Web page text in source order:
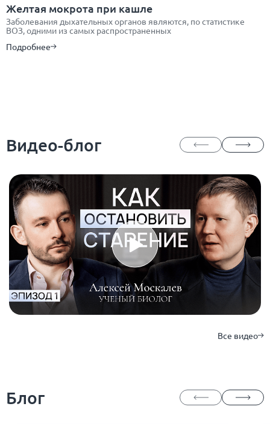
Желтая мокрота при кашле
Заболевания дыхательных органов являются, по статистике
ВОЗ, одними из самых распространенных
Подробнее
Видео-блог
Все видео
Блог